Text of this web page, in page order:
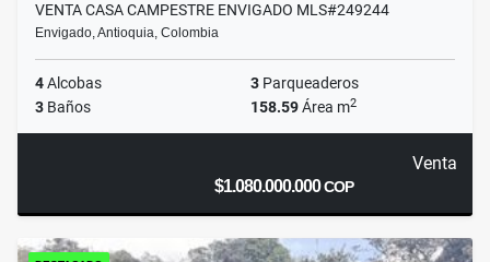
VENTA CASA CAMPESTRE ENVIGADO MLS#249244
Envigado, Antioquia, Colombia
4Alcobas 3 Parqueaderos
3 Baños 158.59Área m2
Venta
$1.080.000.000COP